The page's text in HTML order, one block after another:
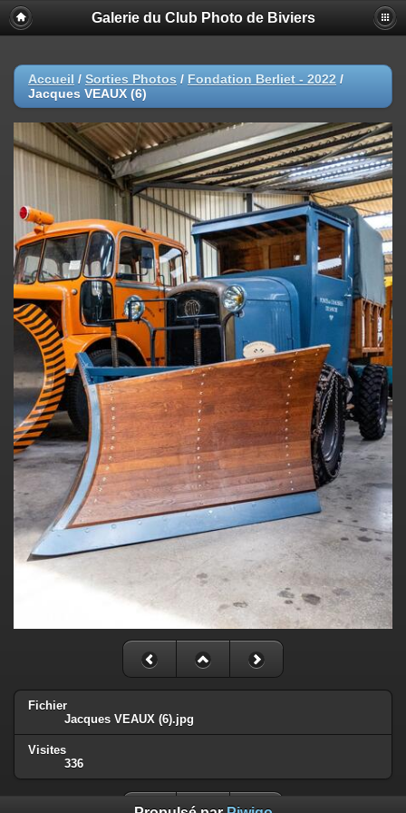
Galerie du Club Photo de Biviers
Accueil / Sorties Photos / Fondation Berliet - 2022 /
Jacques VEAUX (6)
Fichier
Jacques VEAUX (6).jpg
Visites
336